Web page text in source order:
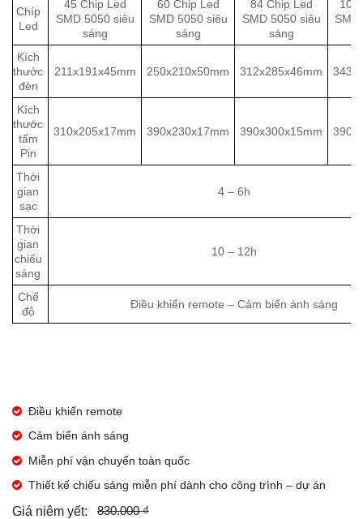
Chíp
Led
45 Chip Led
SMD 5050 siêu
sáng
60 Chip Led
SMD 5050 siêu
sáng
84 Chip Led
SMD 5050 siêu
sáng
104
Kích
thước
đèn
211x191x45mm 250x210x50mm 312x285x46mm
Kích
thước
tấm
Pin
310x205x17mm 390x230x17mm 390x300x15mm
Thời
gian
sạc
4 – 6h
Thời
gian
chiếu
sáng
10 – 12h
Chế
độ
Điều khiển remote – Cảm biến ánh sáng
Điều khiển remote
Cảm biến ánh sáng
Miễn phí vận chuyển toàn quốc
Thiết kế chiếu sáng miễn phí dành cho công trình – dự án
Giá niêm yết:
830.000 ₫